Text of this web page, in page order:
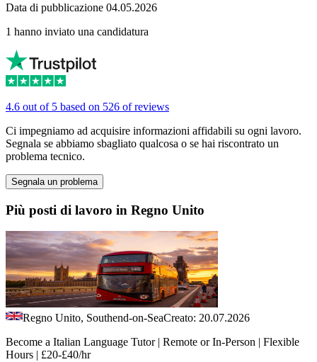
Data di pubblicazione 04.05.2026
1 hanno inviato una candidatura
4.6 out of 5 based on 526 of reviews
Ci impegniamo ad acquisire informazioni affidabili su ogni lavoro.
Segnala se abbiamo sbagliato qualcosa o se hai riscontrato un
problema tecnico.
Segnala un problema
Più posti di lavoro in Regno Unito
Regno Unito, Southend-on-SeaCreato: 20.07.2026
Become a Italian Language Tutor | Remote or In-Person | Flexible
Hours | £20-£40/hr